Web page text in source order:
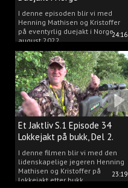
24:16
I denne episoden blir vi med
Henning Mathisen og Kristoffer
på eventyrlig duejakt i Norge
august 2022.
23:19
Et Jaktliv S.1 Episode 34
Lokkejakt på bukk, Del 2.
I denne filmen blir vi med den
lidenskapelige jegeren Henning
Mathisen og Kristoffer på
lokkejakt etter bukk.